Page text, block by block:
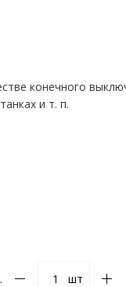
конечного
и т. п.
шт